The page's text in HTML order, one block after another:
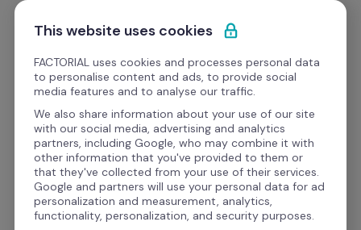
Ir al contenido
Empieza gratis
El software de recursos
humanos con el que
crece tu negocio y las
personas
This website uses cookies
FACTORIAL uses cookies and processes personal data
to personalise content and ads, to provide social
media features and to analyse our traffic.
We also share information about your use of our site
with our social media, advertising and analytics
partners, including Google, who may combine it with
other information that you've provided to them or
that they've collected from your use of their services.
Google and partners will use your personal data for ad
personalization and measurement, analytics,
functionality, personalization, and security purposes.